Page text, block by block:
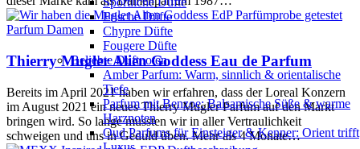
Frische Düfte
Chypre Düfte
Fougere Düfte
Beliebte Duftnoten
Amber Parfum: Warm, sinnlich & orientalische
Tiefe
Parfum mit Benzoe: Balsamische Süße & warme
Harznoten
Oud Parfums für Einsteiger & Kenner: Orient trifft
Parfum Damen
Thierry Mugler Alien Goddess Eau de Parfum
Bereits im April 2021 haben wir erfahren, dass der Loreal Konzern
im August 2021 ein neues Thierry Mugler Parfum auf den Markt
bringen wird. So lange mussten wir in aller Vertraulichkeit
schweigen und uns in Geduld üben. Mehr als 4 Monate…